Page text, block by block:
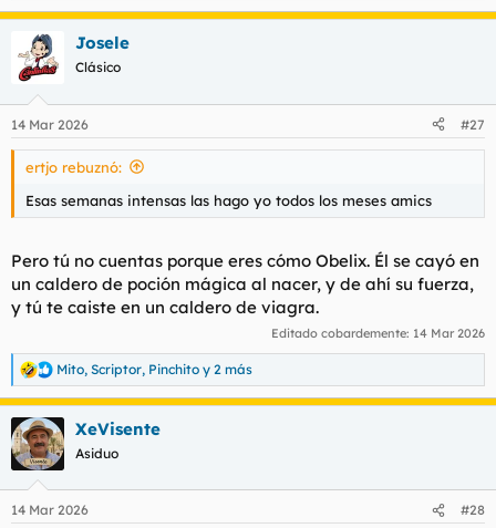
e
a
c
i
e
s
Josele
Clásico
14 Mar 2026 #27
ertjo rebuznó:
Esas semanas intensas las hago yo todos los meses amics
Pero tú no cuentas porque eres cómo Obelix. Él se cayó en
un caldero de poción mágica al nacer, y de ahí su fuerza,
y tú te caiste en un caldero de viagra.
Editado cobardemente: 14 Mar 2026
R
e
a
c
c
i
e
Mito, Scriptor, Pinchito y 2 más
XeVisente
Asiduo
14 Mar 2026 #28